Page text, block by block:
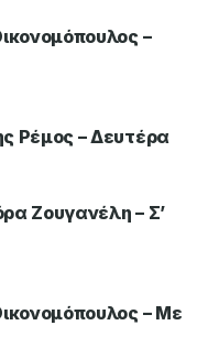
–
Ρέμος – Δευτέρα
Ζουγανέλη – Σ’
– Με